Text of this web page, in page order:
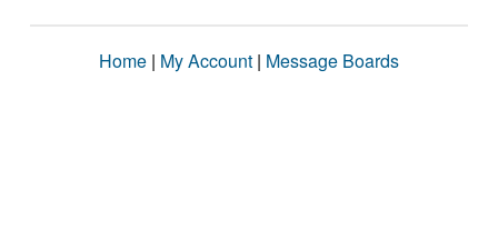
Home | My Account | Message Boards